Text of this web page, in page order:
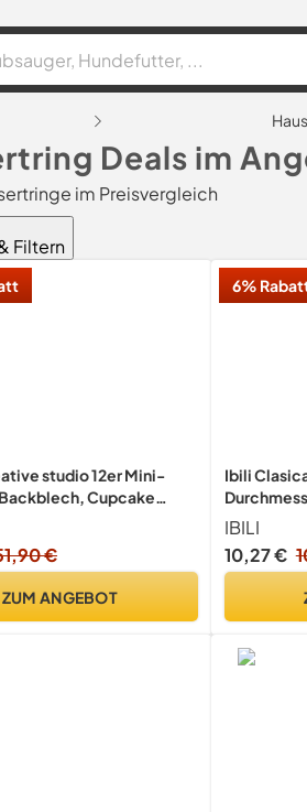
Deals im
im Preisvergleich
Filtern
studio 12er Mini-
Cupcake
mit
Kuchenform
kreatives Backen
€
ZUM ANGEBOT
6%
Ibili
Silber
IBILI
10,27 €